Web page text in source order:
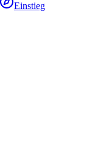
Einstieg